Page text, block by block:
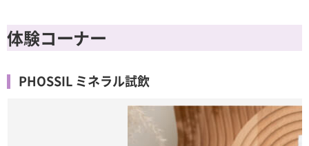
体験コーナー
PHOSSIL ミネラル試飲